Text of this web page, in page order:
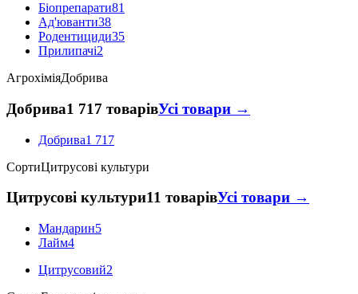
Біопрепарати81
Ад'юванти38
Родентициди35
Прилипачі2
АгрохіміяДобрива
Добрива1 717 товарівУсі товари →
Добрива1 717
СортиЦитрусові культури
Цитрусові культури11 товарівУсі товари →
Мандарин5
Лайм4
Цитрусовий2